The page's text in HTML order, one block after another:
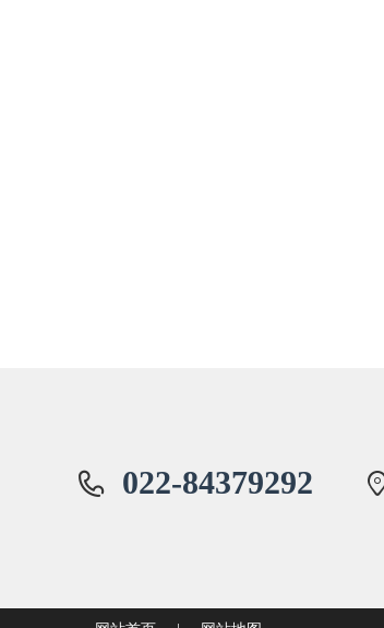
022-84379292